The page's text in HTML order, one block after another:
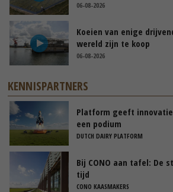
06-08-2026
Koeien van enige
wereld zijn te koop
06-08-2026
KENNISPARTNERS
Platform geeft
een podium
DUTCH DAIRY PLATFORM
Bij CONO aan tafel: De
tijd
CONO KAASMAKERS